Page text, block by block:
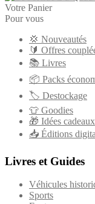
Votre Panier
Pour vous
💢 Nouveautés
🔰 Offres
📚 Livres
📦 Packs
🏷 Destockage
👕 Goodies
🎁 Idées cadeaux
📥 Éditions
Livres et Guides
Véhicules
Sports